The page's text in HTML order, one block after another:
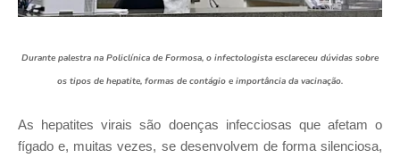
Durante palestra na Policlínica de Formosa, o infectologista esclareceu dúvidas sobre
os tipos de hepatite, formas de contágio e importância da vacinação.
As hepatites virais são doenças infecciosas que afetam o
fígado e, muitas vezes, se desenvolvem de forma silenciosa,